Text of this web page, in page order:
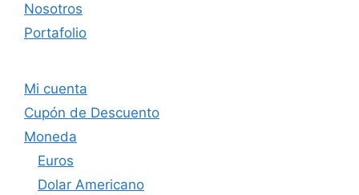
Nosotros
Portafolio
Mi cuenta
Cupón de Descuento
Moneda
Euros
Dolar Americano